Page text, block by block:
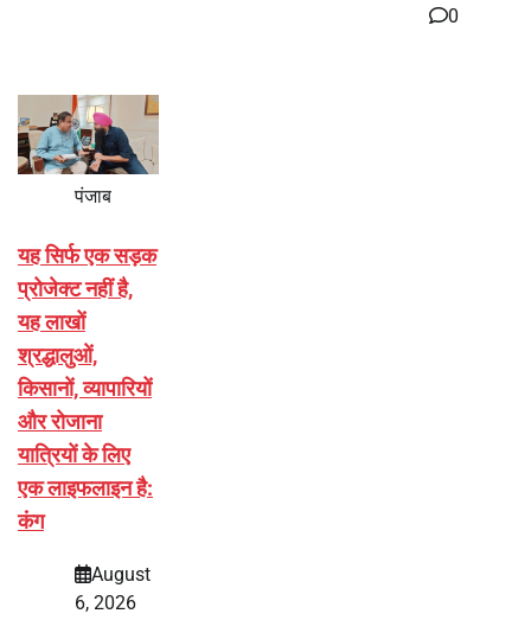
0
पंजाब
यह सिर्फ एक सड़क
प्रोजेक्ट नहीं है,
यह लाखों
श्रद्धालुओं,
किसानों, व्यापारियों
और रोजाना
यात्रियों के लिए
एक लाइफलाइन है:
कंग
August
6, 2026